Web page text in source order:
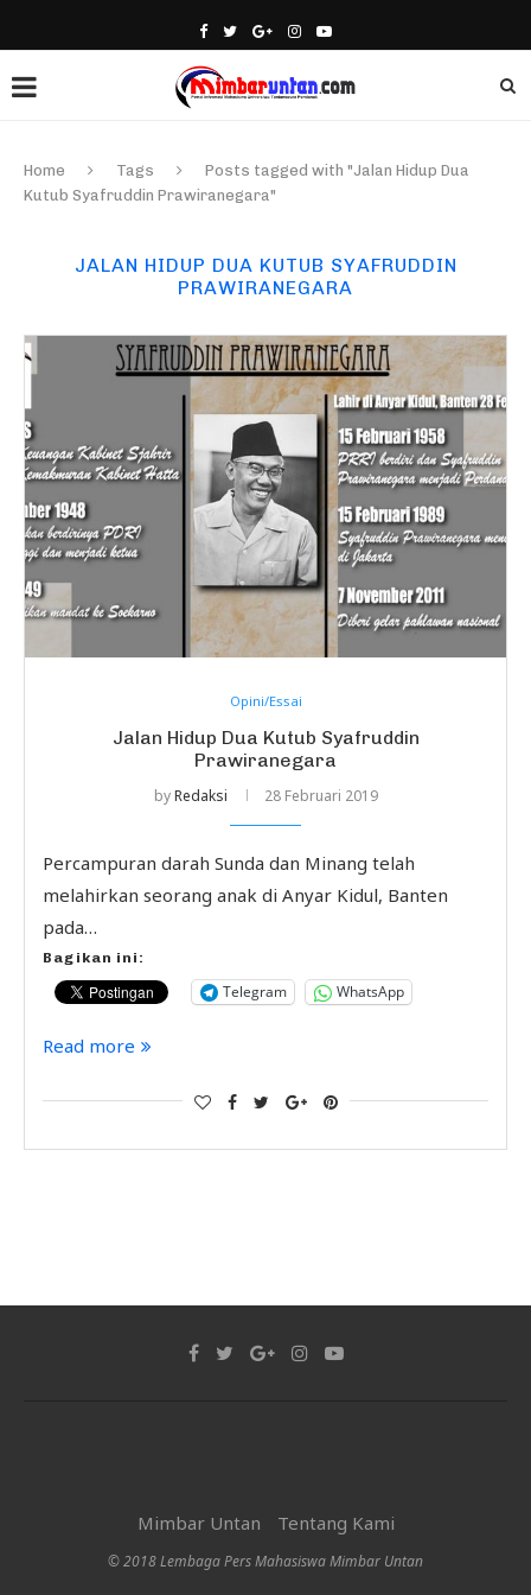
Home Tags
Posts tagged with "Jalan Hidup Dua
Kutub Syafruddin Prawiranegara"
JALAN HIDUP DUA KUTUB SYAFRUDDIN
PRAWIRANEGARA
Opini/Essai
Jalan Hidup Dua Kutub Syafruddin
Prawiranegara
byRedaksi 28 Februari 2019
Percampuran darah Sunda dan Minang telah
melahirkan seorang anak di Anyar Kidul, Banten
pada…
Bagikan ini:
Telegram WhatsApp
Read more
Mimbar Untan Tentang Kami
© 2018 Lembaga Pers Mahasiswa Mimbar Untan